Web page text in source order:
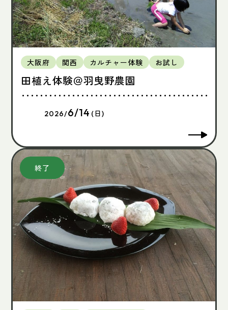
大阪府 関西 カルチャー体験 お試し
田植え体験＠羽曳野農園
2026/6/14 (日)